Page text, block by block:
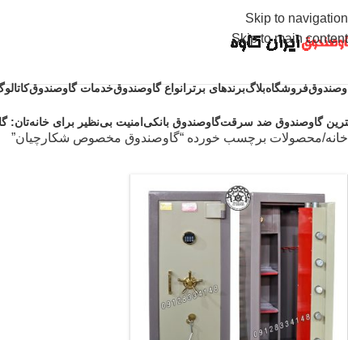
Skip to navigation
Skip to main content
فروشگاهبلاگبرندهای برترانواع گاوصندوقخدمات گاوصندوق
گاوصندوق ضد سرقتگاوصندوق بانکیامنیت بی‌نظیر برای خانه‌تان:
خانه محصولات برچسب خورده “گاوصندوق مخصوص شکارچیان”